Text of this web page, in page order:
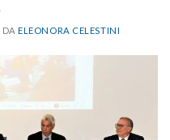
DAELEONORA CELESTINI